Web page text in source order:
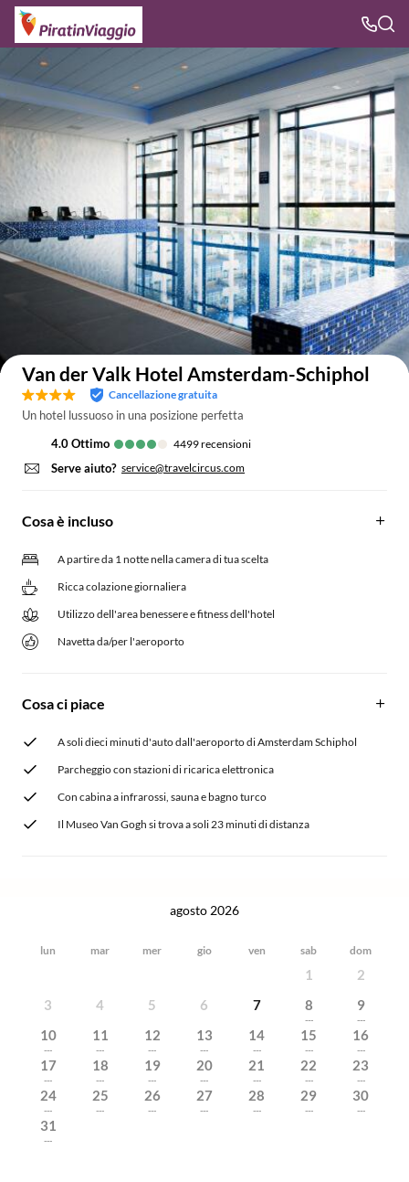
Visualizza nella mappa
Van der Valk Hotel Amsterdam-Schiphol
Cancellazione gratuita
Un hotel lussuoso in una posizione perfetta
4.0
ottimo 4499recensioni
Serve aiuto? service@travelcircus.com
Cosa è incluso
A partire da 1 notte nella camera di tua scelta
Ricca colazione giornaliera
Utilizzo dell'area benessere e fitness dell'hotel
Navetta da/per l'aeroporto
Cosa ci piace
A soli dieci minuti d'auto dall'aeroporto di Amsterdam Schiphol
Parcheggio con stazioni di ricarica elettronica
Con cabina a infrarossi, sauna e bagno turco
Il Museo Van Gogh si trova a soli 23 minuti di distanza
agosto 2026
lun mar mer gio ven sab dom
1
2
3
4 5 6 7 8
---
9
---
10
---
11
---
12
---
13
---
14
---
15
---
16
---
17
---
18
---
19
---
20
---
21
---
22
---
23
---
24
---
25
---
26
---
27
---
28
---
29
---
30
---
31
---